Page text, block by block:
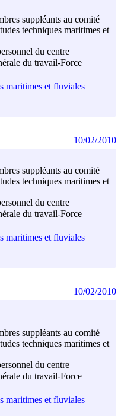
suppléants au comité
techniques maritimes et
du centre
du travail-Force
maritimes et fluviales
suppléants au comité
techniques maritimes et
du centre
du travail-Force
maritimes et fluviales
10/02/2010
suppléants au comité
techniques maritimes et
du centre
du travail-Force
maritimes et fluviales
10/02/2010